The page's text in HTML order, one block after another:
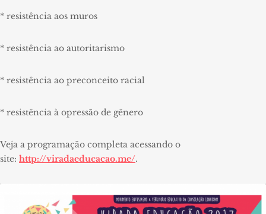
* resistência aos muros
* resistência ao autoritarismo
* resistência ao preconceito racial
* resistência à opressão de gênero
Veja a programação completa acessando o
site: http://viradaeducacao.me/.